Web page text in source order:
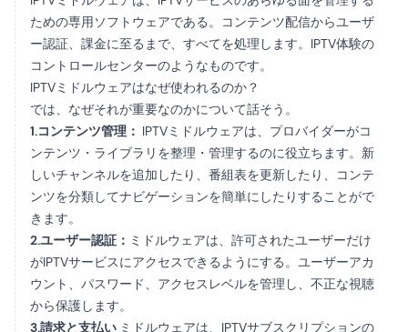
ための専用ソフトウェアである。コンテンツ配信からユーザ
ー認証、課金に至るまで、すべてを処理します。IPTV体験の
コントロールセンターのようなものです。
IPTVミドルウェアはなぜ使われるのか？
では、なぜそれが重要なのかについて話そう。
1.コンテンツ管理： IPTVミドルウェアは、プロバイダーがコ
ンテンツ・ライブラリを整理・管理するのに役立ちます。新
しいチャンネルを追加したり、番組表を更新したり、コンテ
ンツを分類してナビゲーションを簡単にしたりすることがで
きます。
2.ユーザー認証： ミドルウェアは、許可されたユーザーだけ
がIPTVサービスにアクセスできるようにする。ユーザーアカ
ウント、パスワード、アクセスレベルを管理し、不正な視聴
から保護します。
3.請求と支払い ミドルウェアは、IPTVサブスクリプションの